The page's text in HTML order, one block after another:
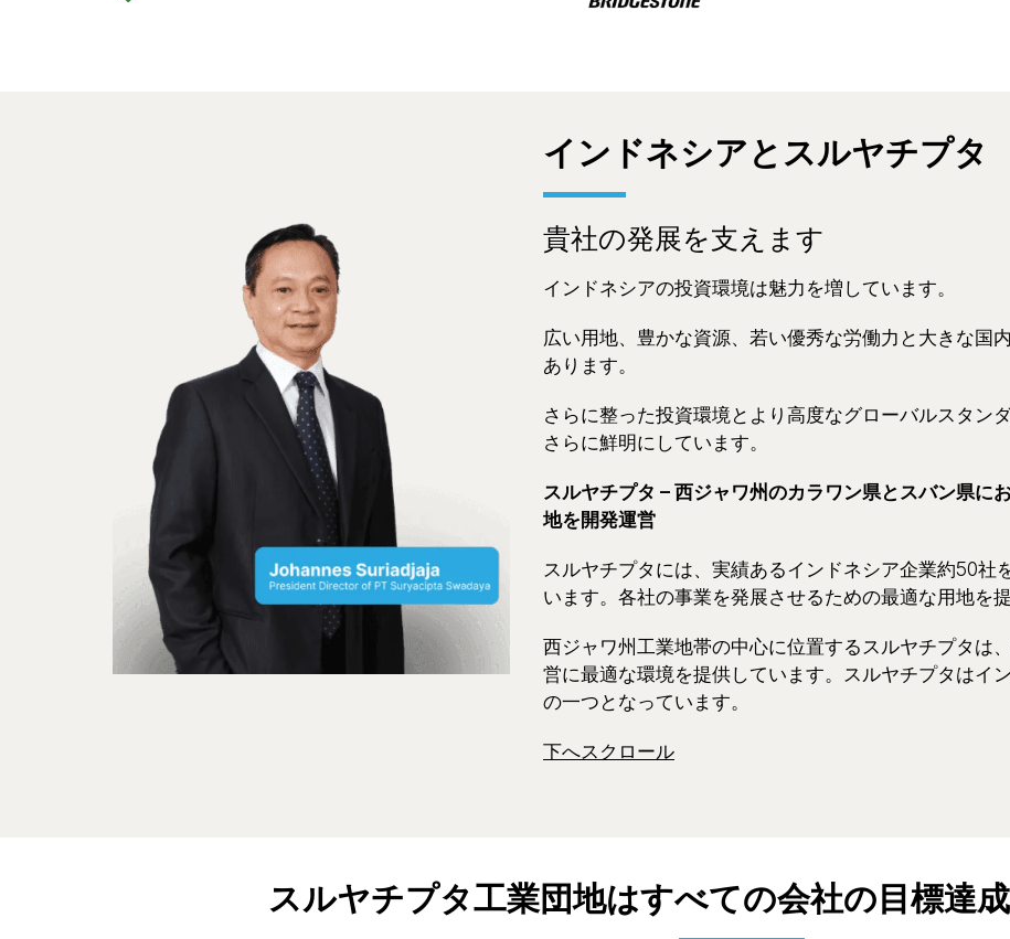
インドネシアとスルヤチプタ
貴社の発展を支えます
インドネシアの投資環境は魅力を増しています。
広い用地、豊かな資源、若い優秀な労働力と大きな国
あります。
さらに整った投資環境とより高度なグローバルスタン
さらに鮮明にしています。
スルヤチプタ – 西ジャワ州のカラワン県とスバン県に
地を開発運営
スルヤチプタには、実績あるインドネシア企業約50社
います。各社の事業を発展させるための最適な用地を
西ジャワ州工業地帯の中心に位置するスルヤチプタは
営に最適な環境を提供しています。スルヤチプタはイ
の一つとなっています。
下へスクロール
スルヤチプタ工業団地はすべての会社の目標達